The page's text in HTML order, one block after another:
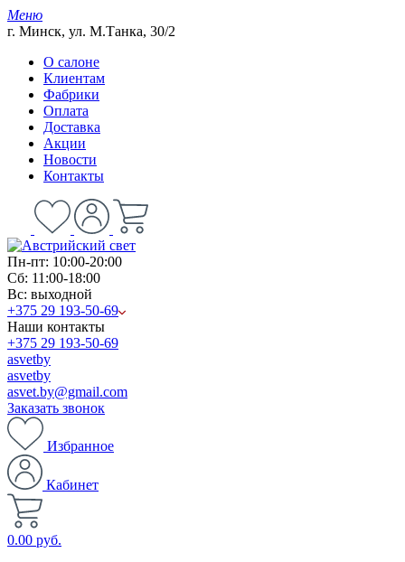
Меню
г. Минск, ул. М.Танка, 30/2
О салоне
Клиентам
Фабрики
Оплата
Доставка
Акции
Новости
Контакты
Пн-пт: 10:00-20:00
Сб: 11:00-18:00
Вс: выходной
+375 29 193-50-69
Наши контакты
+375 29 193-50-69
asvetby
asvetby
asvet.by@gmail.com
Заказать звонок
Избранное
Кабинет
0.00 руб.